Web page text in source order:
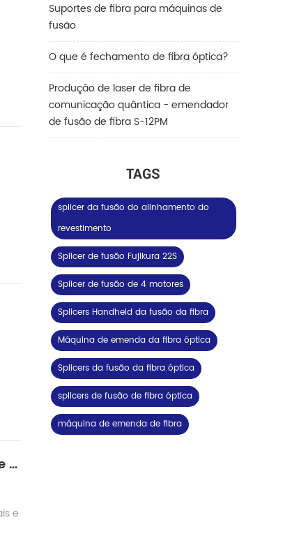
Suportes de fibra para máquinas de
fusão
O que é fechamento de fibra óptica?
Produção de laser de fibra de
comunicação quântica - emendador
de fusão de fibra S-12PM
TAGS
splicer da fusão do alinhamento do
revestimento
Splicer de fusão Fujikura 22S
Splicer de fusão de 4 motores
Splicers Handheld da fusão da fibra
Máquina de emenda da fibra óptica
Splicers da fusão da fibra óptica
splicers de fusão de fibra óptica
máquina de emenda de fibra
Especialidade de fibra de fusão, junção de Polarização Manutenção(PM) de fusão splicer e de Grande diâmetro fusão splicer
e